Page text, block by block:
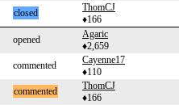
closed
ThomCJ
♦166
opened
Agaric
♦2,659
commented
Cayenne17
♦110
commented
ThomCJ
♦166